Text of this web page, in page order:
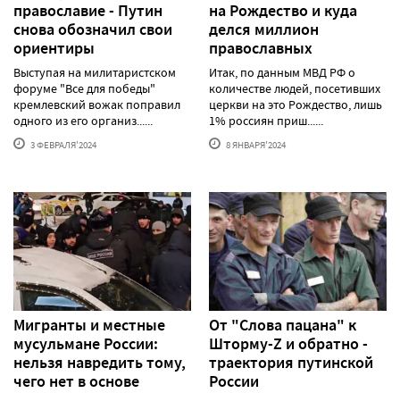
православие - Путин
снова обозначил свои
ориентиры
Выступая на милитаристском
форуме "Все для победы"
кремлевский вожак поправил
одного из его организ......
3 ФЕВРАЛЯ'2024
на Рождество и куда
делся миллион
православных
Итак, по данным МВД РФ о
количестве людей, посетивших
церкви на это Рождество, лишь
1% россиян приш......
8 ЯНВАРЯ'2024
Мигранты и местные
мусульмане России:
нельзя навредить тому,
чего нет в основе
От "Слова пацана" к
Шторму-Z и обратно -
траектория путинской
России